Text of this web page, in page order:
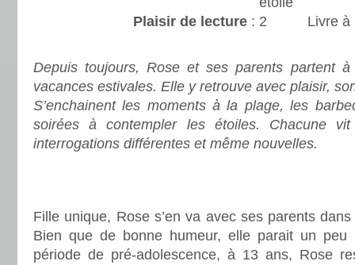
Plaisir de lecture :
Livre à
Depuis toujours, Rose et ses parents partent
vacances estivales. Elle y retrouve avec plaisir,
S’enchainent les moments à la plage, les
soirées à contempler les étoiles. Chacune
interrogations différentes et même nouvelles.
Fille unique, Rose s’en va avec ses parents
Bien que de bonne humeur, elle parait un peu
période de pré-adolescence, à 13 ans, Rose